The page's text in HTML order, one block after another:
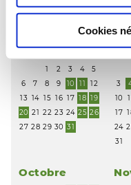
Cookies
20 21 22 23 24 25 26
18
Juliol
1 2 3 4
5
6
7 8 9 10 11
12
13 14 15 16 17 18 19
20 21 22 23 24 25 26
27 28 29 30 31
3
10
17
24
31
Octobre